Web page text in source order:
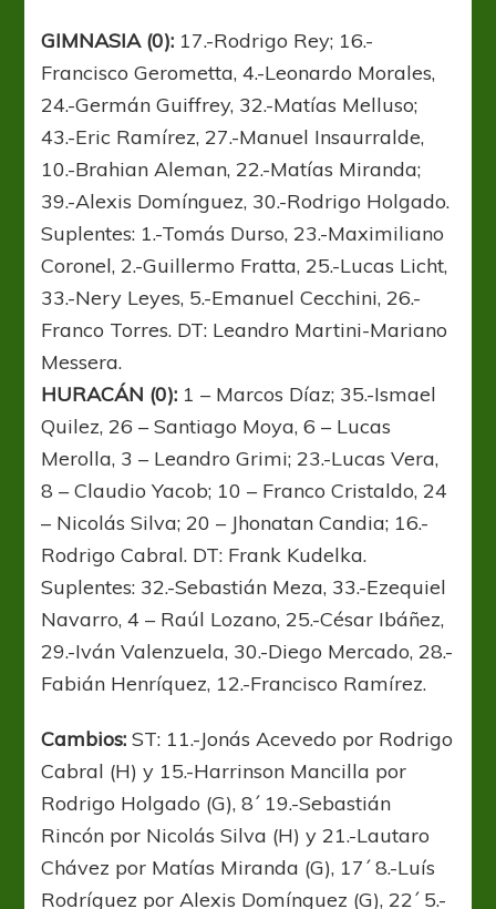
GIMNASIA (0): 17.-Rodrigo Rey; 16.-
Francisco Gerometta, 4.-Leonardo Morales,
24.-Germán Guiffrey, 32.-Matías Melluso;
43.-Eric Ramírez, 27.-Manuel Insaurralde,
10.-Brahian Aleman, 22.-Matías Miranda;
39.-Alexis Domínguez, 30.-Rodrigo Holgado.
Suplentes: 1.-Tomás Durso, 23.-Maximiliano
Coronel, 2.-Guillermo Fratta, 25.-Lucas Licht,
33.-Nery Leyes, 5.-Emanuel Cecchini, 26.-
Franco Torres. DT: Leandro Martini-Mariano
Messera.
HURACÁN (0): 1 – Marcos Díaz; 35.-Ismael
Quilez, 26 – Santiago Moya, 6 – Lucas
Merolla, 3 – Leandro Grimi; 23.-Lucas Vera,
8 – Claudio Yacob; 10 – Franco Cristaldo, 24
– Nicolás Silva; 20 – Jhonatan Candia; 16.-
Rodrigo Cabral. DT: Frank Kudelka.
Suplentes: 32.-Sebastián Meza, 33.-Ezequiel
Navarro, 4 – Raúl Lozano, 25.-César Ibáñez,
29.-Iván Valenzuela, 30.-Diego Mercado, 28.-
Fabián Henríquez, 12.-Francisco Ramírez.
Cambios: ST: 11.-Jonás Acevedo por Rodrigo
Cabral (H) y 15.-Harrinson Mancilla por
Rodrigo Holgado (G), 8´ 19.-Sebastián
Rincón por Nicolás Silva (H) y 21.-Lautaro
Chávez por Matías Miranda (G), 17´ 8.-Luís
Rodríguez por Alexis Domínguez (G), 22´ 5.-